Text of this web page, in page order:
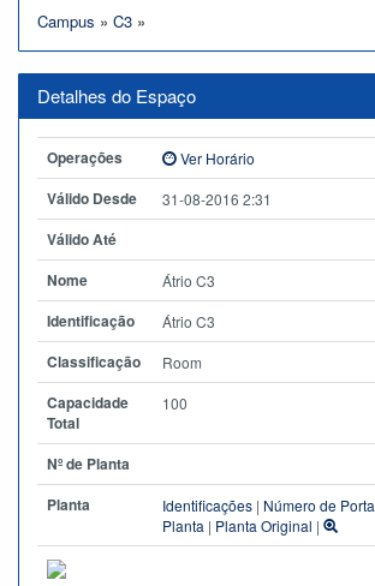
Campus » C3 »
Detalhes do Espaço
Operações Ver Horário
Válido Desde 31-08-2016 2:31
Válido Até
Nome
Átrio C3
Identificação Átrio C3
Classificação Room
Capacidade
Total
100
Nº de Planta
Planta
Identificações | Número de Porta
Planta | Planta Original |